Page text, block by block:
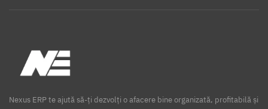
Nexus ERP te ajută să-ți dezvolți o afacere bine organizată, profitabilă și